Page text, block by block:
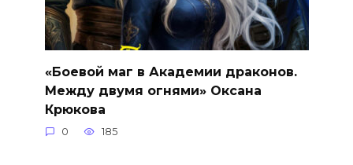
«Боевой маг в Академии драконов.
Между двумя огнями» Оксана
Крюкова
0 185